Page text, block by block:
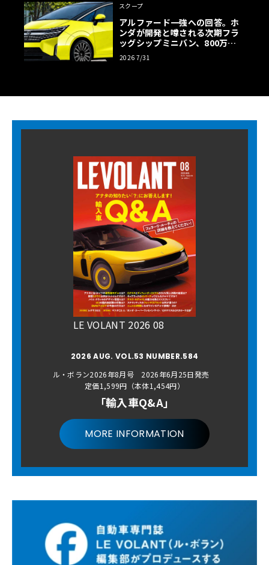
スクープ
アルファード一強への回答。ホ
ンダが開発と噂される次期フラ
ッグシップミニバン、800万円
超の勝算【予想CG】
2026 7/31
LE VOLANT 2026 08
2026 AUG. VOL.53 NUMBER.584
ル・ボラン2026年8月号 2026年6月25日発売
定価1,599円（本体1,454円）
「輸入車Q&A」
MORE INFORMATION